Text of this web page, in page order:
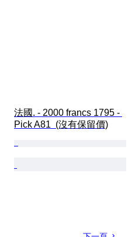
法國. - 2000 francs 1795 -
Pick A81  (沒有保留價)